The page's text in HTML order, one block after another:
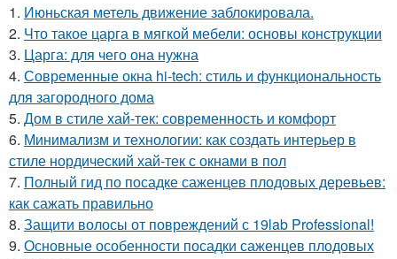
1. Июньская метель движение заблокировала.
2. Что такое царга в мягкой мебели: основы конструкции
3. Царга: для чего она нужна
4. Современные окна hi-tech: стиль и функциональность
для загородного дома
5. Дом в стиле хай-тек: современность и комфорт
6. Минимализм и технологии: как создать интерьер в
стиле нордический хай-тек с окнами в пол
7. Полный гид по посадке саженцев плодовых деревьев:
как сажать правильно
8. Защити волосы от повреждений с 19lab Professional!
9. Основные особенности посадки саженцев плодовых